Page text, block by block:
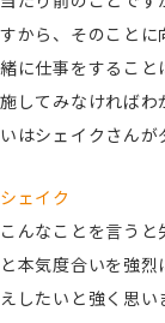
すから、そのことに
緒に仕事をすること
施してみなければわ
いはシェイクさんが
シェイク
こんなことを言う
と本気度合いを強
えしたいと強く思い